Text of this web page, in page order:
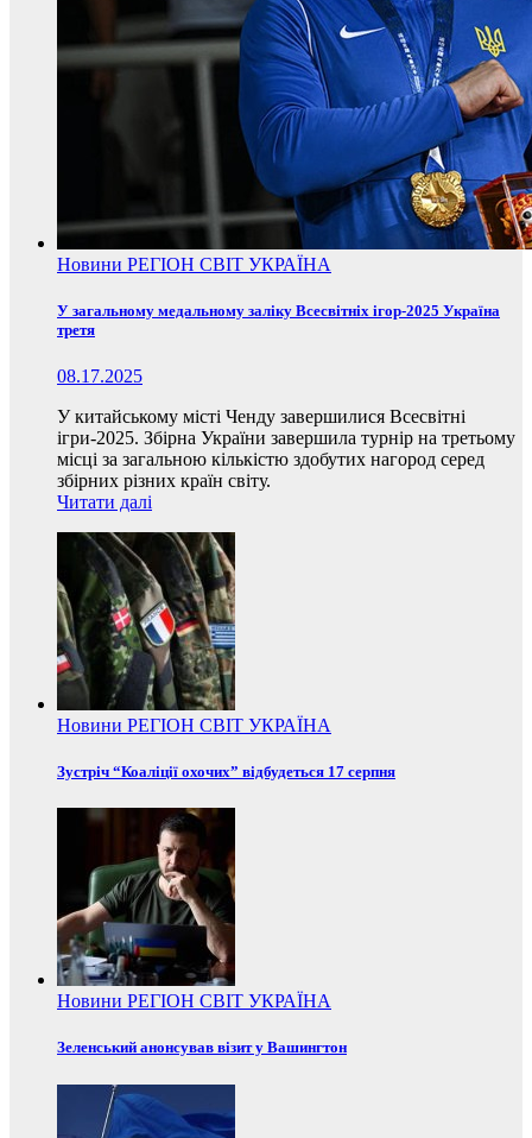
Новини РЕГІОН СВІТ УКРАЇНА
У загальному медальному заліку Всесвітніх ігор-2025 Україна
третя
08.17.2025
У китайському місті Ченду завершилися Всесвітні
ігри-2025. Збірна України завершила турнір на третьому
місці за загальною кількістю здобутих нагород серед
збірних різних країн світу.
Читати далі
Новини РЕГІОН СВІТ УКРАЇНА
Зустріч “Коаліції охочих” відбудеться 17 серпня
Новини РЕГІОН СВІТ УКРАЇНА
Зеленський анонсував візит у Вашингтон